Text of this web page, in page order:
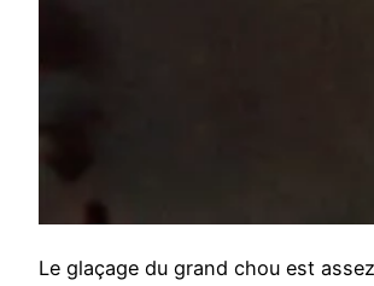
Le glaçage du grand chou est